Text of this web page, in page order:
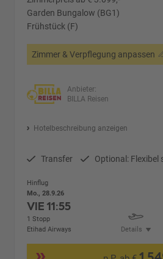
Garden Bungalow (BG1)
Frühstück (F)
Zimmer & Verpflegung anpassen
Anbieter:
BILLA Reisen
Hotelbeschreibung anzeigen
Transfer Optional: Flexibel
Hinflug
Mo., 28.9.26
VIE11:55
1 Stopp
Etihad Airways
Details